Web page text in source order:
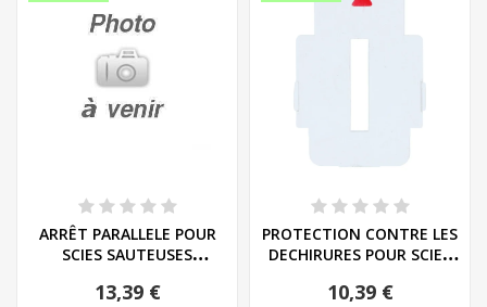
ARRÊT PARALLELE POUR
SCIES SAUTEUSES
13,39 €
PROTECTION CONTRE LES
DECHIRURES POUR SCIES
10,39 €